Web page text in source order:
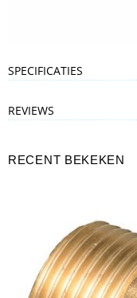
SPECIFICATIES
REVIEWS
RECENT BEKEKEN